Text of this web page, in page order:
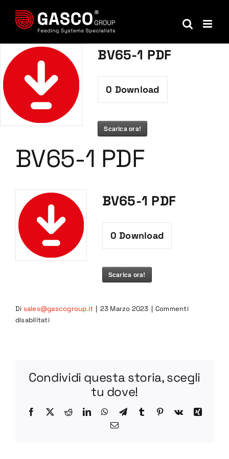
contenuto
BV65-1 PDF
0 Download
Scarica ora!
BV65-1 PDF
BV65-1 PDF
0 Download
Scarica ora!
Di sales@gascogroup.it | 23 Marzo 2023 | Commenti
disabilitatisu
Condividi questa storia, scegli
tu dove!
Facebook
X RedditLinkedInWhatsApp
TelegramTumblr Pinterest
Vk
Xing
Email